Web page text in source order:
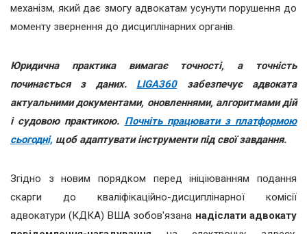
механізм, який дає змогу адвокатам усунути порушення до
моменту звернення до дисциплінарних органів.
Юридична практика вимагає точності, а точність
починається з даних. LIGA360забезпечує адвоката
актуальними документами, оновленнями, алгоритмами дій
і судовою практикою. Почніть працювати з платформою
сьогодні, щоб адаптувати інструменти під свої завдання.
Згідно з новим порядком перед ініціюванням подання
скарги до кваліфікаційно-дисциплінарної комісії
адвокатури (КДКА) ВША зобов'язана надіслати адвокату